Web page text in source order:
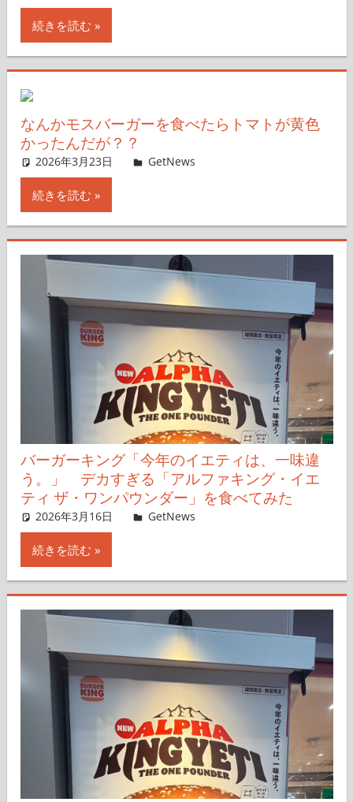
続きを読む
なんかモスバーガーを食べたらトマトが黄色
かったんだが？？
2026年3月23日 ガジェ通ウェブライター
GetNews
続きを読む
バーガーキング「今年のイエティは、一味違
う。」 デカすぎる「アルファキング・イエ
ティ ザ・ワンパウンダー」を食べてみた
2026年3月16日 Taka
GetNews
続きを読む